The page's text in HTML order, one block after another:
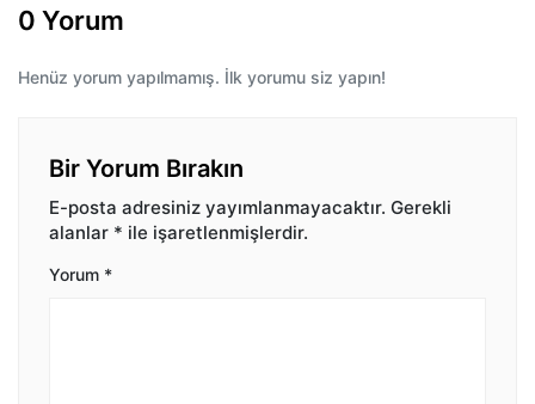
0 Yorum
Henüz yorum yapılmamış. İlk yorumu siz yapın!
Bir Yorum Bırakın
E-posta adresiniz yayımlanmayacaktır. Gerekli
alanlar * ile işaretlenmişlerdir.
Yorum *